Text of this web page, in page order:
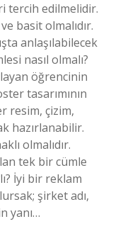
tercih edilmelidir.
basit olmalıdır.
anlaşılabilecek
nasıl olmalı?
öğrencinin
tasarımının
resim, çizim,
hazırlanabilir.
olmalıdır.
tek bir cümle
İyi bir reklam
şirket adı,
yanı…